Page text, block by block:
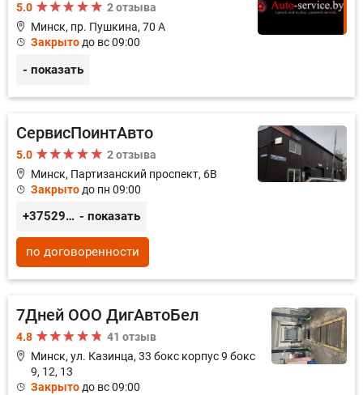
5.0
2 отзыва
Минск, пр. Пушкина, 70 А
Закрыто до вс 09:00
- показать
СервисПоинтАвто
5.0
2 отзыва
Минск, Партизанский проспект, 6В
Закрыто до пн 09:00
+375296035003 - показать
по договоренности
7Дней ООО ДигАвтоБел
4.8
41 отзыв
Минск, ул. Казинца, 33 бокс корпус 9 бокс
9, 12, 13
Закрыто до вс 09:00